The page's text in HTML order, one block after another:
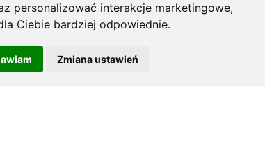
personalizować interakcje marketingowe,
Ciebie bardziej odpowiednie.
Zmiana ustawień